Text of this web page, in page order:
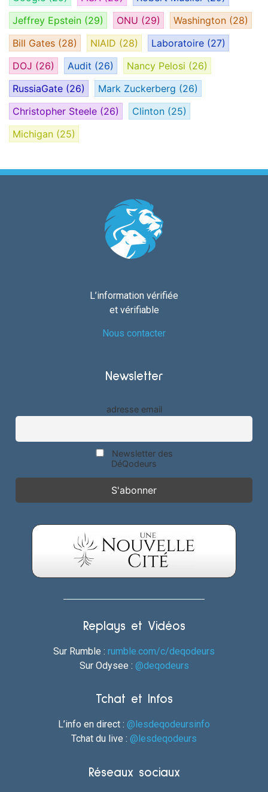
Jeffrey Epstein (29) ONU (29) Washington (28)
Bill Gates (28) NIAID (28) Laboratoire (27)
DOJ (26) Audit (26) Nancy Pelosi (26)
RussiaGate (26) Mark Zuckerberg (26)
Christopher Steele (26) Clinton (25)
Michigan (25)
L’information vérifiée
et vérifiable
Nous contacter
Newsletter
adresse email
Newsletter des
DéQodeurs
Replays et Vidéos
Sur Rumble : rumble.com/c/deqodeurs
Sur Odysee : @deqodeurs
Tchat et Infos
L’info en direct : @lesdeqodeursinfo
Tchat du live : @lesdeqodeurs
Réseaux sociaux